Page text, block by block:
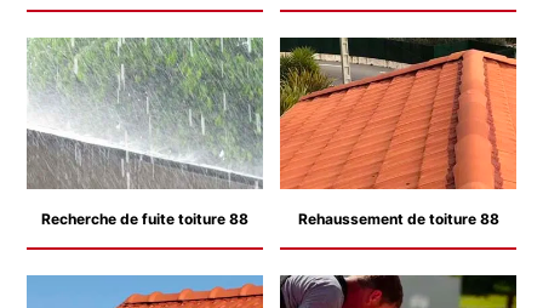
Recherche de fuite toiture 88 Rehaussement de toiture 88